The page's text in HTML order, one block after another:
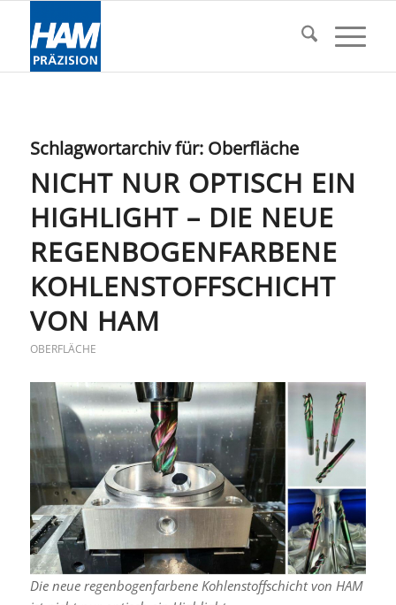
Schlagwortarchiv für: Oberfläche
NICHT NUR OPTISCH EIN
HIGHLIGHT – DIE NEUE
REGENBOGENFARBENE
KOHLENSTOFFSCHICHT
VON HAM
OBERFLÄCHE
Die neue regenbogenfarbene Kohlenstoffschicht von HAM